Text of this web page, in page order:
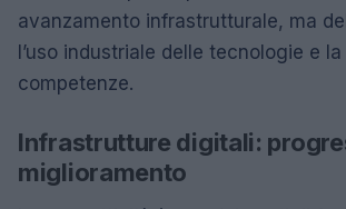
avanzamento infrastrutturale, ma
l’uso industriale delle tecnologie e
competenze.
Infrastrutture digitali:
miglioramento